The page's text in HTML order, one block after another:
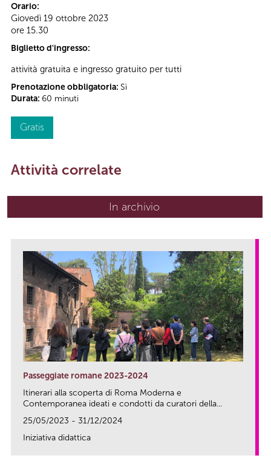
Orario:
Giovedì 19 ottobre 2023
ore 15.30
Biglietto d'ingresso:
attività gratuita e ingresso gratuito per tutti
Prenotazione obbligatoria: Sì
Durata: 60 minuti
Gratis
Attività correlate
In archivio
Passeggiate romane 2023-2024
Itinerari alla scoperta di Roma Moderna e
Contemporanea ideati e condotti da curatori della...
25/05/2023 - 31/12/2024
Iniziativa didattica